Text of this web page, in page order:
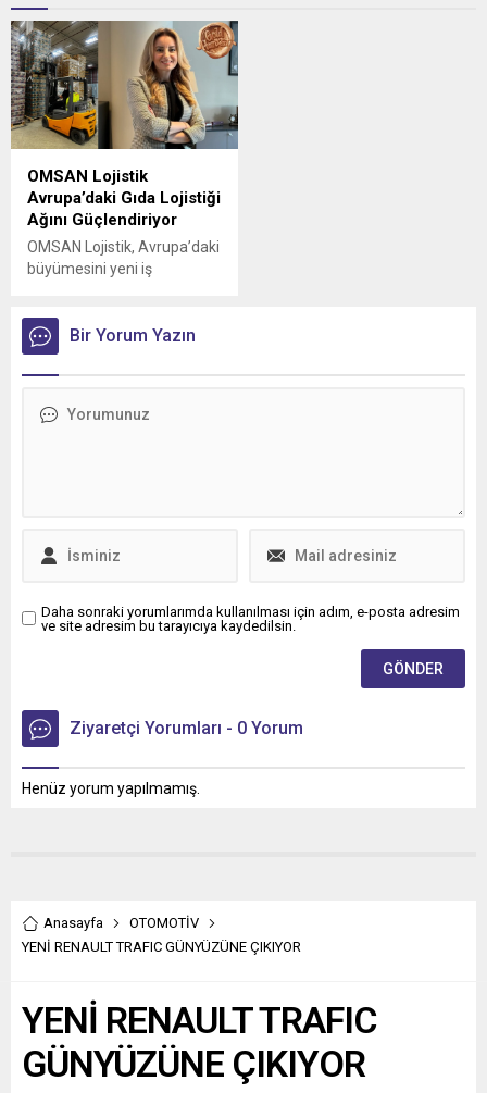
OMSAN Lojistik
Avrupa’daki Gıda Lojistiği
Ağını Güçlendiriyor
OMSAN Lojistik, Avrupa’daki
büyümesini yeni iş
Bir Yorum Yazın
Daha sonraki yorumlarımda kullanılması için adım, e-posta adresim
ve site adresim bu tarayıcıya kaydedilsin.
Ziyaretçi Yorumları - 0 Yorum
Henüz yorum yapılmamış.
Anasayfa
OTOMOTİV
YENİ RENAULT TRAFIC GÜNYÜZÜNE ÇIKIYOR
YENİ RENAULT TRAFIC
GÜNYÜZÜNE ÇIKIYOR